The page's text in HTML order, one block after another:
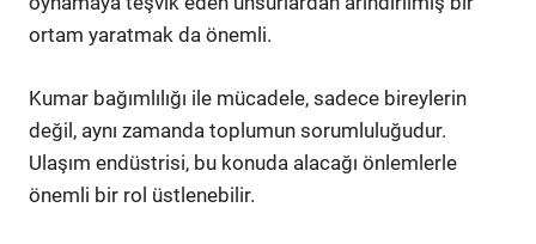
ortam yaratmak da önemli.
Kumar bağımlılığı ile mücadele, sadece bireylerin
değil, aynı zamanda toplumun sorumluluğudur.
Ulaşım endüstrisi, bu konuda alacağı önlemlerle
önemli bir rol üstlenebilir.